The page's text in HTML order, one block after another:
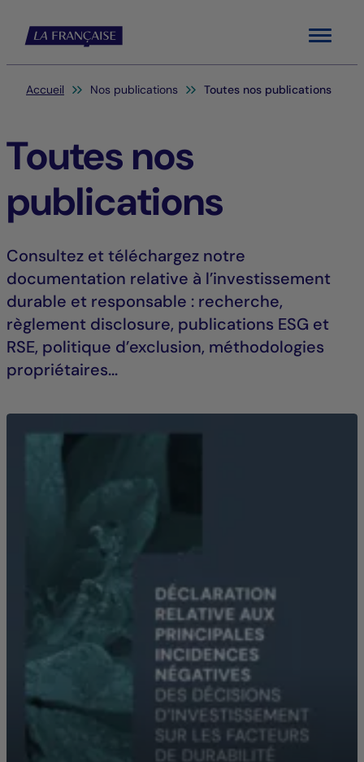
Menu
Vous êtes ici:
Accueil Nos publications Toutes nos publications
Toutes nos
publications
Consultez et téléchargez notre
documentation relative à l’investissement
durable et responsable : recherche,
règlement disclosure, publications ESG et
RSE, politique d’exclusion, méthodologies
propriétaires...